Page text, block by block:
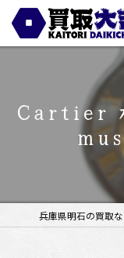
Cartier